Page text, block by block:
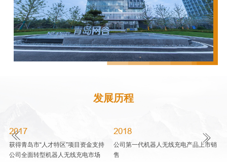
发展历程
才特区”项目资金支持
机器人无线充电市场
公司第一代机器人无线充电产品上市销
售
公司第二代集成式